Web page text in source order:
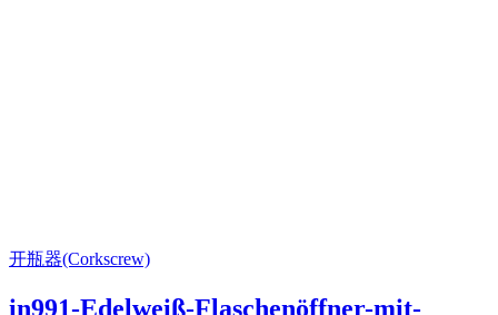
开瓶器(Corkscrew)
in991-Edelweiß-Flaschenöffner-mit-